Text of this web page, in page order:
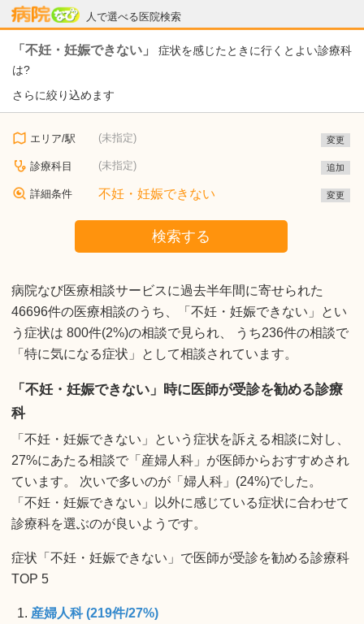
人で選べる医院検索
病院なび
「不妊・妊娠できない」
症状を感じたときに行くとよい診療科
は?
さらに絞り込めます
エリア/駅 (未指定) 変更
診療科目 (未指定) 追加
詳細条件 不妊・妊娠できない 変更
検索する
病院なび医療相談サービスに過去半年間に寄せられた
46696件の医療相談のうち、「不妊・妊娠できない」とい
う症状は 800件(2%)の相談で見られ、 うち236件の相談で
「特に気になる症状」として相談されています。
「不妊・妊娠できない」時に医師が受診を勧める診療
科
「不妊・妊娠できない」という症状を訴える相談に対し、
27%にあたる相談で「産婦人科」が医師からおすすめされ
ています。 次いで多いのが「婦人科」(24%)でした。
「不妊・妊娠できない」以外に感じている症状に合わせて
診療科を選ぶのが良いようです。
症状「不妊・妊娠できない」で医師が受診を勧める診療科
TOP 5
産婦人科 (219件/27%)